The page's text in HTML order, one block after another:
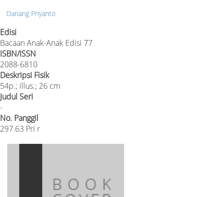
Danang Priyanto
Edisi
Bacaan Anak-Anak Edisi 77
ISBN/ISSN
2088-6810
Deskripsi Fisik
54p.; illus.; 26 cm
Judul Seri
-
No. Panggil
297.63 Pri r